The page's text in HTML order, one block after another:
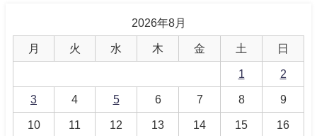
2026年8月
月 火 水 木 金 土 日
1 2
3 4 5 6 7 8 9
10 11 12 13 14 15 16